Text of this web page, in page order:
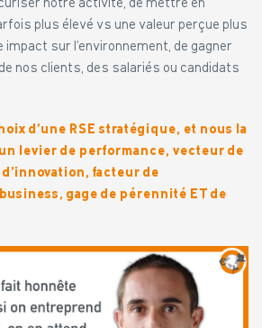
notre activité, de mettre en
plus élevé vs une valeur perçue plus
sur l’environnement, de gagner
nos clients, des salariés ou candidats
d’une RSE stratégique, et nous la
levier de performance, vecteur de
facteur de
gage de pérennité ET de